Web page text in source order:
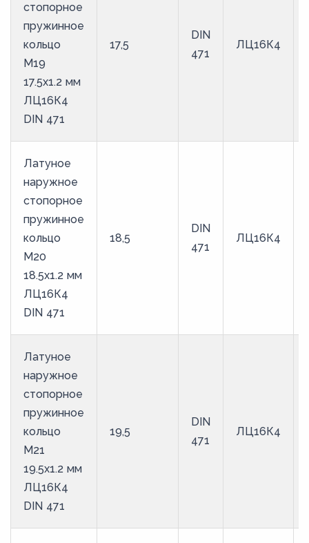
стопорное
пружинное
кольцо
M19
17.5х1.2 мм
ЛЦ16К4
DIN 471
17,5
DIN
471
ЛЦ16К4
Латуное
наружное
стопорное
пружинное
кольцо
M20
18.5х1.2 мм
ЛЦ16К4
DIN 471
18,5
DIN
471
ЛЦ16К4
Латуное
наружное
стопорное
пружинное
кольцо
M21
19.5х1.2 мм
ЛЦ16К4
DIN 471
19,5
DIN
471
ЛЦ16К4